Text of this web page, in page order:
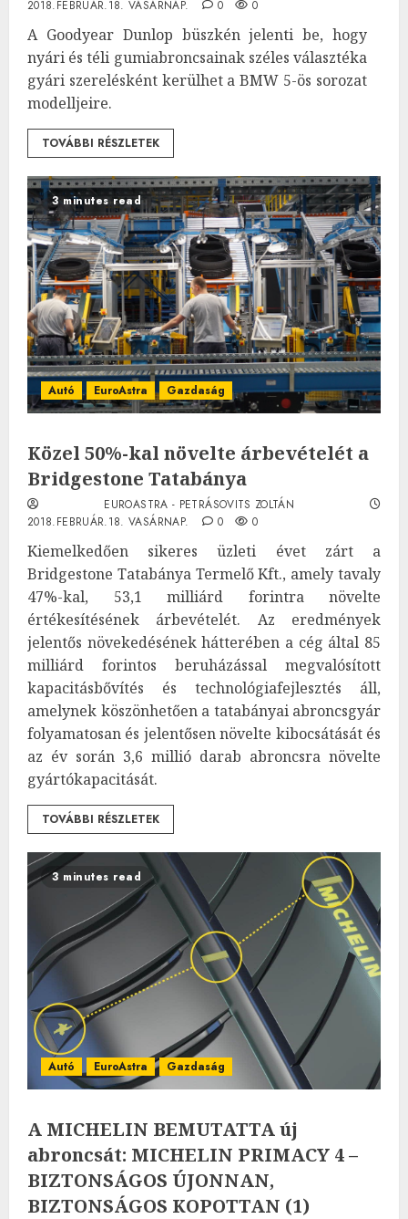
2018.FEBRUÁR.18. VASÁRNAP. 0 0
A Goodyear Dunlop büszkén jelenti be, hogy
nyári és téli gumiabroncsainak széles választéka
gyári szerelésként kerülhet a BMW 5-ös sorozat
modelljeire.
TOVÁBBI RÉSZLETEK
3 minutes read
Autó EuroAstra Gazdaság
Közel 50%-kal növelte árbevételét a
Bridgestone Tatabánya
EUROASTRA - PETRÁSOVITS ZOLTÁN
2018.FEBRUÁR.18. VASÁRNAP.
0 0
Kiemelkedően sikeres üzleti évet zárt a
Bridgestone Tatabánya Termelő Kft., amely tavaly
47%-kal, 53,1 milliárd forintra növelte
értékesítésének árbevételét. Az eredmények
jelentős növekedésének hátterében a cég által 85
milliárd forintos beruházással megvalósított
kapacitásbővítés és technológiafejlesztés áll,
amelynek köszönhetően a tatabányai abroncsgyár
folyamatosan és jelentősen növelte kibocsátását és
az év során 3,6 millió darab abroncsra növelte
gyártókapacitását.
TOVÁBBI RÉSZLETEK
3 minutes read
Autó EuroAstra Gazdaság
A MICHELIN BEMUTATTA új
abroncsát: MICHELIN PRIMACY 4 –
BIZTONSÁGOS ÚJONNAN,
BIZTONSÁGOS KOPOTTAN (1)